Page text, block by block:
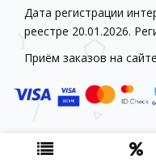
Дата регистрации
реестре 20.01.2026.
Приём заказов на
Historia-scrap.by © 2026